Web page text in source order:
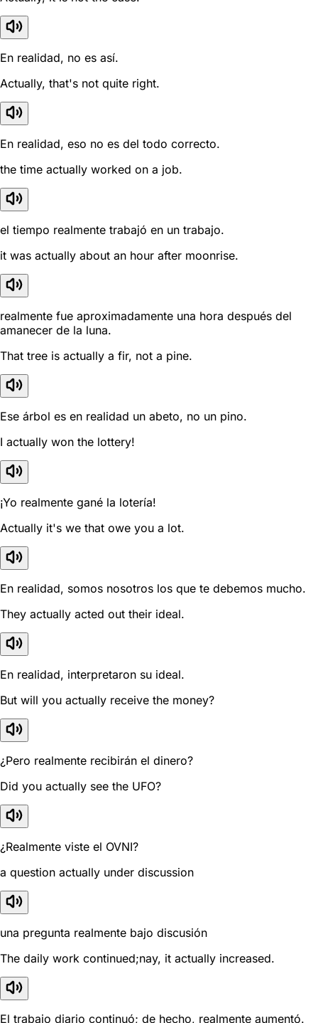
En realidad, no es así.
Actually, that's not quite right.
En realidad, eso no es del todo correcto.
the time actually worked on a job.
el tiempo realmente trabajó en un trabajo.
it was actually about an hour after moonrise.
realmente fue aproximadamente una hora después del
amanecer de la luna.
That tree is actually a fir, not a pine.
Ese árbol es en realidad un abeto, no un pino.
I actually won the lottery!
¡Yo realmente gané la lotería!
Actually it's we that owe you a lot.
En realidad, somos nosotros los que te debemos mucho.
They actually acted out their ideal.
En realidad, interpretaron su ideal.
But will you actually receive the money?
¿Pero realmente recibirán el dinero?
Did you actually see the UFO?
¿Realmente viste el OVNI?
a question actually under discussion
una pregunta realmente bajo discusión
The daily work continued;nay, it actually increased.
El trabajo diario continuó; de hecho, realmente aumentó.